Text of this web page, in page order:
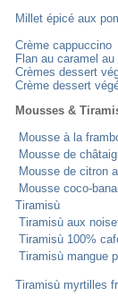
Millet épicé aux
Crème cappuccino
Flan au caramel
Crèmes dessert
Crème dessert
Mousses &
Mousse à la
Mousse de
Mousse de citron
Mousse coco-
Tiramisù
Tiramisù aux
Tiramisù 100%
Tiramisù mangue
Tiramisù myrtilles